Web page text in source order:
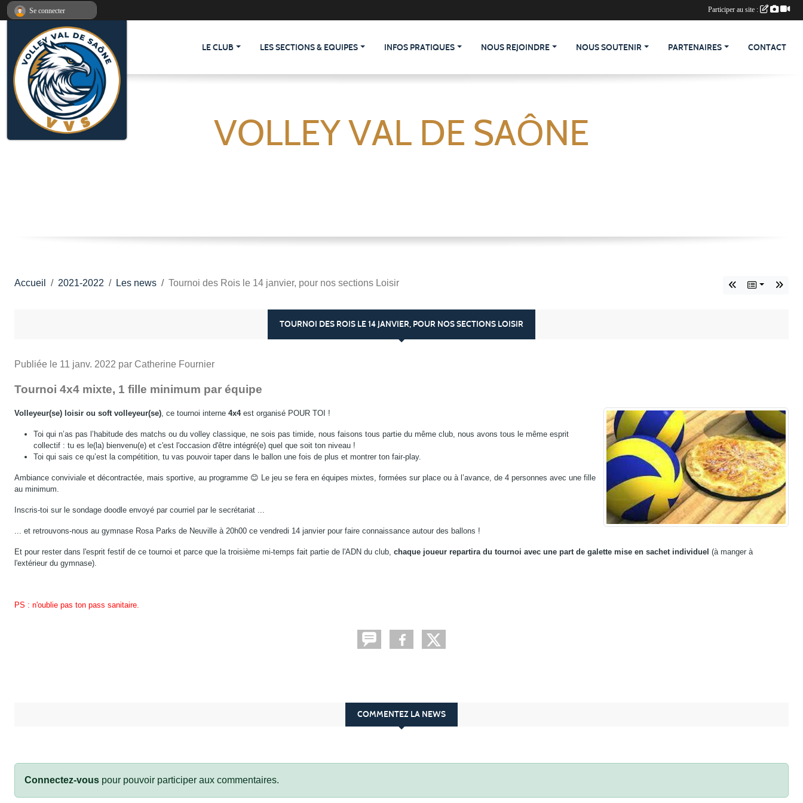
LE CLUB LES SECTIONS & EQUIPES INFOS PRATIQUES NOUS REJOINDRE NOUS SOUTENIR PARTENAIRES CONTACT
VOLLEY VAL DE SAÔNE
Accueil 2021-2022 Les news Tournoi des Rois le 14 janvier, pour nos sections Loisir
TOURNOI DES ROIS LE 14 JANVIER, POUR NOS SECTIONS LOISIR
Publiée le 11 janv. 2022 par Catherine Fournier
Tournoi 4x4 mixte, 1 fille minimum par équipe
Volleyeur(se) loisir ou soft volleyeur(se) , ce tournoi interne 4x4est organisé POUR TOI !
Toi qui n’as pas l’habitude des matchs ou du volley classique, ne sois pas timide, nous faisons tous partie du même club, nous avons tous le même esprit
collectif : tu es le(la) bienvenu(e) et c'est l'occasion d'être intégré(e) quel que soit ton niveau !
Toi qui sais ce qu’est la compétition, tu vas pouvoir taper dans le ballon une fois de plus et montrer ton fair-play.
Ambiance conviviale et décontractée, mais sportive, au programme 😊 Le jeu se fera en équipes mixtes, formées sur place ou à l’avance, de 4 personnes avec une fille
au minimum.
Inscris-toi sur le sondage doodle envoyé par courriel par le secrétariat ...
... et retrouvons-nous au gymnase Rosa Parks de Neuville à 20h00 ce vendredi 14 janvier pour faire connaissance autour des ballons !
Et pour rester dans l'esprit festif de ce tournoi et parce que la troisième mi-temps fait partie de l'ADN du club, chaque joueur repartira du tournoi avec une part de galette mise en sachet individuel (à manger à
l'extérieur du gymnase).
PS : n'oublie pas ton pass sanitaire.
COMMENTEZ LA NEWS
Connectez-vous pour pouvoir participer aux commentaires.
Se connecter Participer au site :
Panneau de gestion des cookies